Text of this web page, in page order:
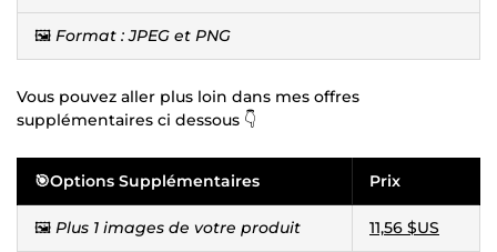
🖼️ Format : JPEG et PNG
Vous pouvez aller plus loin dans mes offres
supplémentaires ci dessous 👇
🎯Options Supplémentaires Prix
🖼️ Plus 1 images de votre produit 11,56 $US